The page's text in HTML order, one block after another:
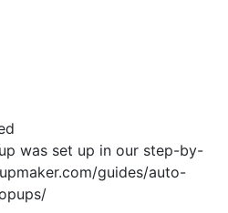
was set up in our step-by-
guides/auto-